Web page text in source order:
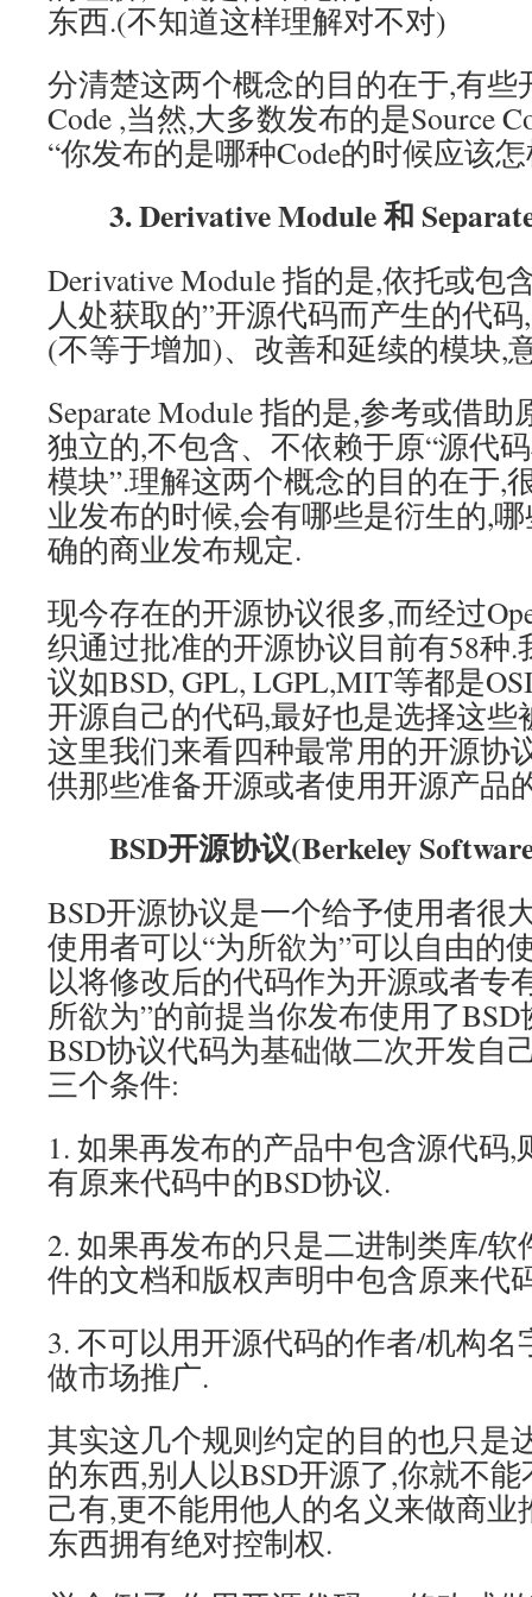
东西.(不知道这样理解对不对)
分清楚这两个概念的目的在于,有些
Code ,当然,大多数发布的是Source
“你发布的是哪种Code的时候应该
3. Derivative Module 和
Derivative Module 指的是,依托或包
人处获取的”开源代码而产生的代
(不等于增加)、改善和延续的模块,
Separate Module 指的是,参考或借
独立的,不包含、不依赖于原“源代
模块”.理解这两个概念的目的在于,
业发布的时候,会有哪些是衍生的,
确的商业发布规定.
现今存在的开源协议很多,而经过
织通过批准的开源协议目前有58种
议如BSD, GPL, LGPL,MIT等都是
开源自己的代码,最好也是选择这些
这里我们来看四种最常用的开源协
供那些准备开源或者使用开源产品
BSD开源协议(Berkeley
BSD开源协议是一个给予使用者很
使用者可以“为所欲为”可以自由的
以将修改后的代码作为开源或者专
所欲为”的前提当你发布使用了
BSD协议代码为基础做二次开发自
三个条件:
1. 如果再发布的产品中包含源代码
有原来代码中的BSD协议.
2. 如果再发布的只是二进制类库/
件的文档和版权声明中包含原来代
3. 不可以用开源代码的作者/机构
做市场推广.
其实这几个规则约定的目的也只是
的东西,别人以BSD开源了,你就不
己有,更不能用他人的名义来做商业
东西拥有绝对控制权.